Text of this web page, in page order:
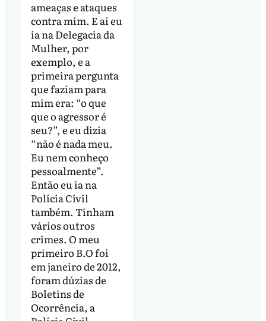
ameaças e ataques
contra mim. E aí eu
ia na Delegacia da
Mulher, por
exemplo, e a
primeira pergunta
que faziam para
mim era: “o que
que o agressor é
seu?”, e eu dizia
“não é nada meu.
Eu nem conheço
pessoalmente”.
Então eu ia na
Polícia Civil
também. Tinham
vários outros
crimes. O meu
primeiro B.O foi
em janeiro de 2012,
foram dúzias de
Boletins de
Ocorrência, a